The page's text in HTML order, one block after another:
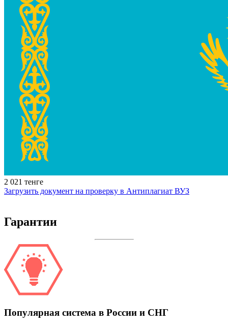
2 021 тенге
Загрузить документ на проверку в Антиплагиат ВУЗ
Гарантии
Популярная система в России и СНГ